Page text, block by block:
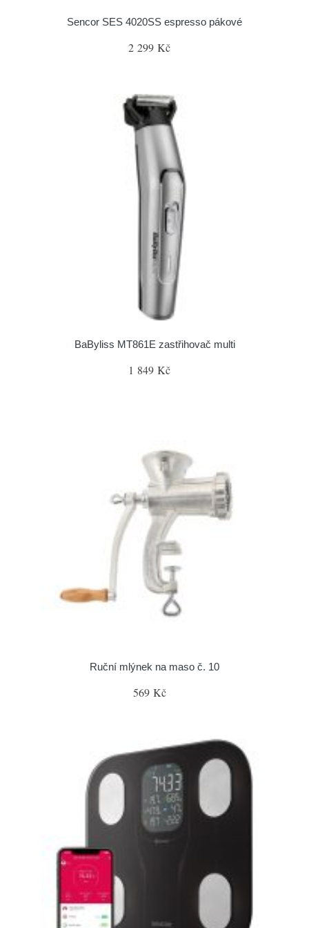
Sencor SES 4020SS espresso pákové
2 299 Kč
BaByliss MT861E zastřihovač multi
1 849 Kč
Ruční mlýnek na maso č. 10
569 Kč